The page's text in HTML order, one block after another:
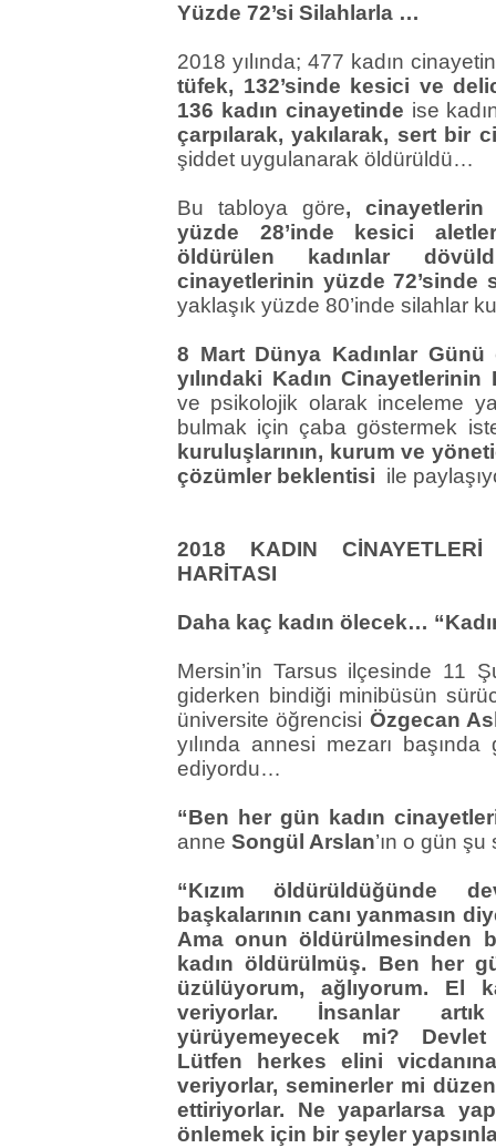
Yüzde 72’si Silahlarla …
2018 yılında; 477 kadın
tüfek, 132’sinde kesici ve
136 kadın cinayetinde ise
çarpılarak, yakılarak, sert bir
şiddet uygulanarak öldürüldü…
Bu tabloya göre, cinayetlerin
yüzde 28’inde kesici
öldürülen kadınlar
cinayetlerinin yüzde 72’sinde
yaklaşık yüzde 80’inde silahlar
8 Mart Dünya Kadınlar Günü
yılındaki Kadın
ve psikolojik olarak inceleme
bulmak için çaba göstermek
kuruluşlarının, kurum ve
çözümler beklentisi ile
2018 KADIN
HARİTASI
Daha kaç kadın ölecek…
Mersin’in Tarsus ilçesinde 11
giderken bindiği minibüsün
üniversite öğrencisi Özgecan
yılında annesi mezarı
ediyordu…
“Ben her gün kadın
anne Songül Arslan’ın o gün
“Kızım öldürüldüğünde
başkalarının canı yanmasın
Ama onun öldürülmesinden
kadın öldürülmüş. Ben her
üzülüyorum, ağlıyorum. El
veriyorlar. İnsanlar
yürüyemeyecek mi?
Lütfen herkes elini
veriyorlar, seminerler mi
ettiriyorlar. Ne yaparlarsa
önlemek için bir şeyler